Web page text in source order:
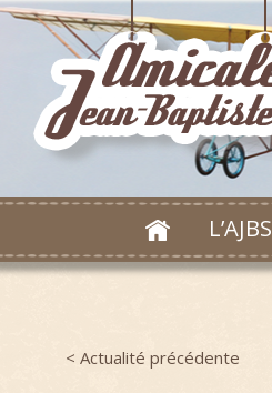
L’AJBS
Post navigation
< Actualité précédente